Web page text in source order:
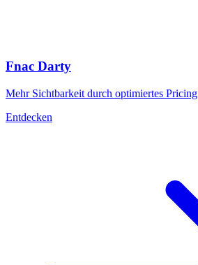
Fnac Darty
Mehr Sichtbarkeit durch optimiertes Pricing
Entdecken